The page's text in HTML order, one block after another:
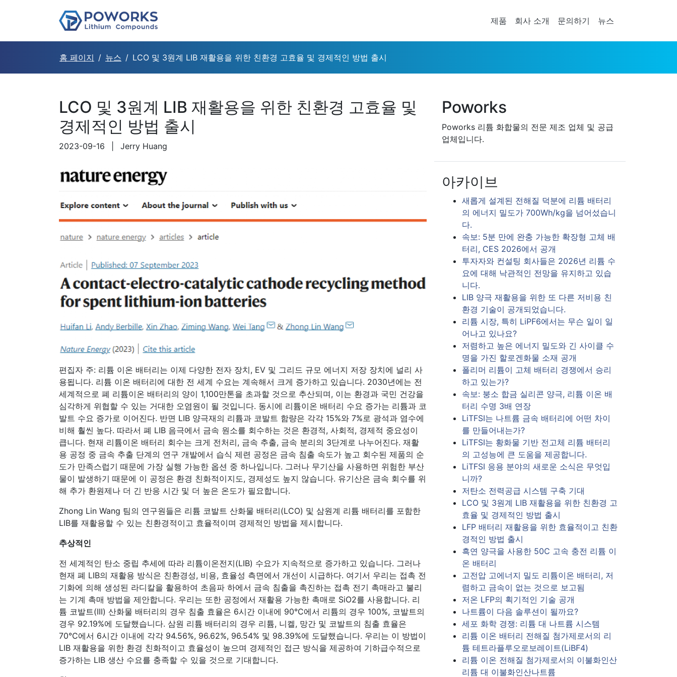
제품 회사 소개 문의하기 뉴스
홈 페이지 뉴스 LCO 및 3원계 LIB 재활용을 위한 친환경 고효율 및 경제적인 방법 출시
LCO 및 3원계 LIB 재활용을 위한 친환경 고효율 및
경제적인 방법 출시
2023-09-16 Jerry Huang
편집자 주: 리튬 이온 배터리는 이제 다양한 전자 장치, EV 및 그리드 규모 에너지 저장 장치에 널리 사
용됩니다. 리튬 이온 배터리에 대한 전 세계 수요는 계속해서 크게 증가하고 있습니다. 2030년에는 전
세계적으로 폐 리튬이온 배터리의 양이 1,100만톤을 초과할 것으로 추산되며, 이는 환경과 국민 건강을
심각하게 위협할 수 있는 거대한 오염원이 될 것입니다. 동시에 리튬이온 배터리 수요 증가는 리튬과 코
발트 수요 증가로 이어진다. 반면 LIB 양극재의 리튬과 코발트 함량은 각각 15%와 7%로 광석과 염수에
비해 훨씬 높다. 따라서 폐 LIB 음극에서 금속 원소를 회수하는 것은 환경적, 사회적, 경제적 중요성이
큽니다. 현재 리튬이온 배터리 회수는 크게 전처리, 금속 추출, 금속 분리의 3단계로 나누어진다. 재활
용 공정 중 금속 추출 단계의 연구 개발에서 습식 제련 공정은 금속 침출 속도가 높고 회수된 제품의 순
도가 만족스럽기 때문에 가장 실행 가능한 옵션 중 하나입니다. 그러나 무기산을 사용하면 위험한 부산
물이 발생하기 때문에 이 공정은 환경 친화적이지도, 경제성도 높지 않습니다. 유기산은 금속 회수를 위
해 추가 환원제나 더 긴 반응 시간 및 더 높은 온도가 필요합니다.
Zhong Lin Wang 팀의 연구원들은 리튬 코발트 산화물 배터리(LCO) 및 삼원계 리튬 배터리를 포함한
LIB를 재활용할 수 있는 친환경적이고 효율적이며 경제적인 방법을 제시합니다.
추상적인
전 세계적인 탄소 중립 추세에 따라 리튬이온전지(LIB) 수요가 지속적으로 증가하고 있습니다. 그러나
현재 폐 LIB의 재활용 방식은 친환경성, 비용, 효율성 측면에서 개선이 시급하다. 여기서 우리는 접촉 전
기화에 의해 생성된 라디칼을 활용하여 초음파 하에서 금속 침출을 촉진하는 접촉 전기 촉매라고 불리
는 기계 촉매 방법을 제안합니다. 우리는 또한 공정에서 재활용 가능한 촉매로 SiO2를 사용합니다. 리
튬 코발트(III) 산화물 배터리의 경우 침출 효율은 6시간 이내에 90°C에서 리튬의 경우 100%, 코발트의
경우 92.19%에 도달했습니다. 삼원 리튬 배터리의 경우 리튬, 니켈, 망간 및 코발트의 침출 효율은
70°C에서 6시간 이내에 각각 94.56%, 96.62%, 96.54% 및 98.39%에 도달했습니다. 우리는 이 방법이
LIB 재활용을 위한 환경 친화적이고 효율성이 높으며 경제적인 접근 방식을 제공하여 기하급수적으로
증가하는 LIB 생산 수요를 충족할 수 있을 것으로 기대합니다.
Poworks
Poworks 리튬 화합물의 전문 제조 업체 및 공급
업체입니다.
아카이브
새롭게 설계된 전해질 덕분에 리튬 배터리
의 에너지 밀도가 700Wh/kg을 넘어섰습니
다.
속보: 5분 만에 완충 가능한 확장형 고체 배
터리, CES 2026에서 공개
투자자와 컨설팅 회사들은 2026년 리튬 수
요에 대해 낙관적인 전망을 유지하고 있습
니다.
LIB 양극 재활용을 위한 또 다른 저비용 친
환경 기술이 공개되었습니다.
리튬 시장, 특히 LiPF6에서는 무슨 일이 일
어나고 있나요?
저렴하고 높은 에너지 밀도와 긴 사이클 수
명을 가진 할로겐화물 소재 공개
폴리머 리튬이 고체 배터리 경쟁에서 승리
하고 있는가?
속보: 붕소 합금 실리콘 양극, 리튬 이온 배
터리 수명 3배 연장
LiTFSI는 나트륨 금속 배터리에 어떤 차이
를 만들어내는가?
LiTFSI는 황화물 기반 전고체 리튬 배터리
의 고성능에 큰 도움을 제공합니다.
LiTFSI 응용 분야의 새로운 소식은 무엇입
니까?
저탄소 전력공급 시스템 구축 기대
LCO 및 3원계 LIB 재활용을 위한 친환경 고
효율 및 경제적인 방법 출시
LFP 배터리 재활용을 위한 효율적이고 친환
경적인 방법 출시
흑연 양극을 사용한 50C 고속 충전 리튬 이
온 배터리
고전압 고에너지 밀도 리튬이온 배터리, 저
렴하고 금속이 없는 것으로 보고됨
저온 LFP의 획기적인 기술 공개
나트륨이 다음 솔루션이 될까요?
세포 화학 경쟁: 리튬 대 나트륨 시스템
리튬 이온 배터리 전해질 첨가제로서의 리
튬 테트라플루오로보레이트(LiBF4)
리튬 이온 전해질 첨가제로서의 이불화인산
리튬 대 이불화인산나트륨